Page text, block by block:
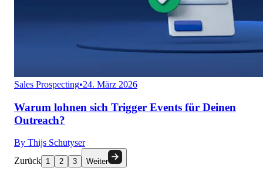
Sales Prospecting•24. März 2026
Warum lohnen sich Trigger Events für Deinen
Outreach?
By Thijs Schutyser
Zurück 1 2 3 Weiter